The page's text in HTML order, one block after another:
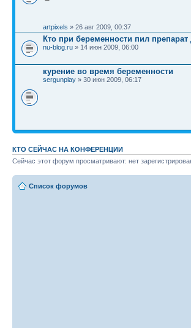
artpixels » 26 авг 2009, 00:37
Кто при беременности пил
nu-blog.ru » 14 июн 2009, 06:00
курение во время беременности
sergunplay » 30 июн 2009, 06:17
КТО СЕЙЧАС НА КОНФЕРЕНЦИИ
Сейчас этот форум просматривают: нет
Список форумов